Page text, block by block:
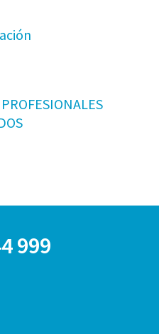
999